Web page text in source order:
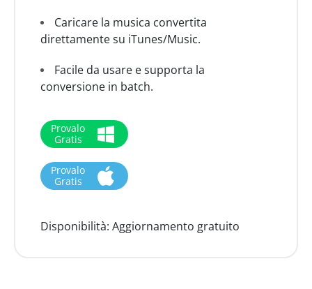
Caricare la musica convertita
direttamente su iTunes/Music.
Facile da usare e supporta la
conversione in batch.
Provalo
Gratis
Provalo
Gratis
Disponibilità: Aggiornamento gratuito